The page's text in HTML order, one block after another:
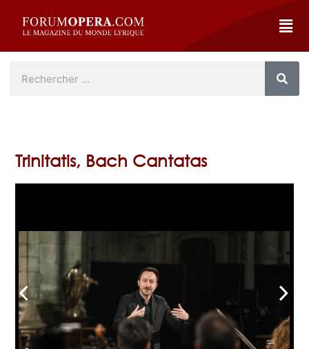
Trinitatis, Bach Cantatas
arrow_back_ios arrow_forward_ios